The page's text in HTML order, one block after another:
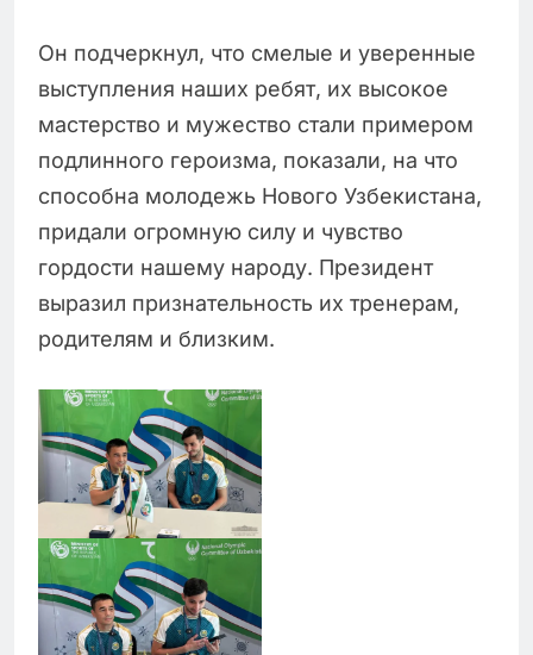
Он подчеркнул, что смелые и уверенные
выступления наших ребят, их высокое
мастерство и мужество стали примером
подлинного героизма, показали, на что
способна молодежь Нового Узбекистана,
придали огромную силу и чувство
гордости нашему народу. Президент
выразил признательность их тренерам,
родителям и близким.